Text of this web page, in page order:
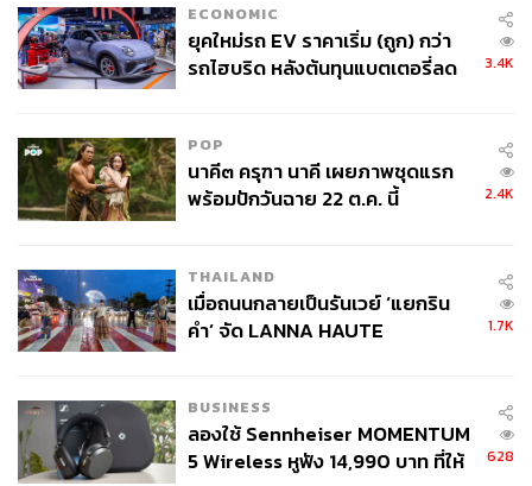
ECONOMIC
ยุคใหม่รถ EV ราคาเริ่ม (ถูก) กว่า
รถไฮบริด หลังต้นทุนแบตเตอรี่ลด
3.4K
POP
นาคี๓ ครุฑา นาคี เผยภาพชุดแรก
พร้อมปักวันฉาย 22 ต.ค. นี้
2.4K
THAILAND
เมื่อถนนกลายเป็นรันเวย์ ‘แยกริน
คำ’ จัด LANNA HAUTE
1.7K
BUSINESS
ลองใช้ Sennheiser MOMENTUM
5 Wireless หูฟัง 14,990 บาท ที่ให้
628